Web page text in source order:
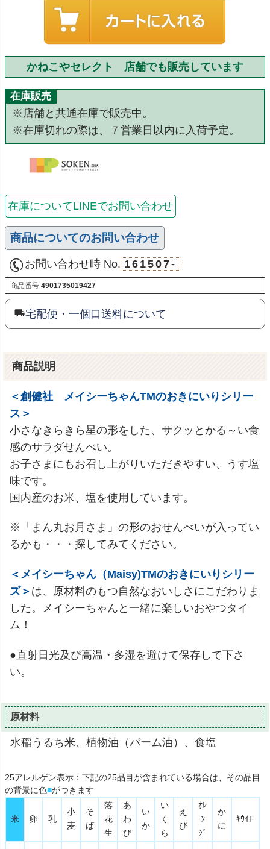
かねこやセレクト 店舗でも販売しています
在庫販売
※店舗と共通在庫で販売中。
※在庫切れの際は、７営業日以内に入荷予定。
在庫についてLINEでお問い合わせ
商品についてのお問い合わせ
お問い合わせ時 No. 161507-
商品番号 4901735019427
宅配便・一個口送料について
商品説明
＜創健社 メイシーちゃんTMのおきにいりシリー
ス＞
小さなきらきら星の形をした、サクッとかる～い食
感のサラダせんべい。
お子さまにもお召し上がりいただきやすい、うす塩
味です。
国内産のお米、塩を使用しています。
※「まん丸お月さま」の形のおせんべいが入ってい
るかも・・・探してみてください。
＜メイシーちゃん（Maisy)TMのおきにいりシリー
ズ＞ は、原材料のもつ自然なおいしさにこだわりま
した。メイシーちゃんと一緒に楽しいおやつタイ
ム！
●直射日光及び高温・多湿を避けて保存して下さ
い。
原材料
水稲うるち米、植物油（パーム油）、食塩
25アレルゲン表示：下記の25品目が含まれている場合は、その品目
の背景に色■がつきます
米 卵 乳
小
麦
そ
ば
落
花
生
あ
わ
び
い
か
い
く
ら
え
び
ｵﾚ
ﾝ
ｼﾞ
か
に
ｷｳｲF